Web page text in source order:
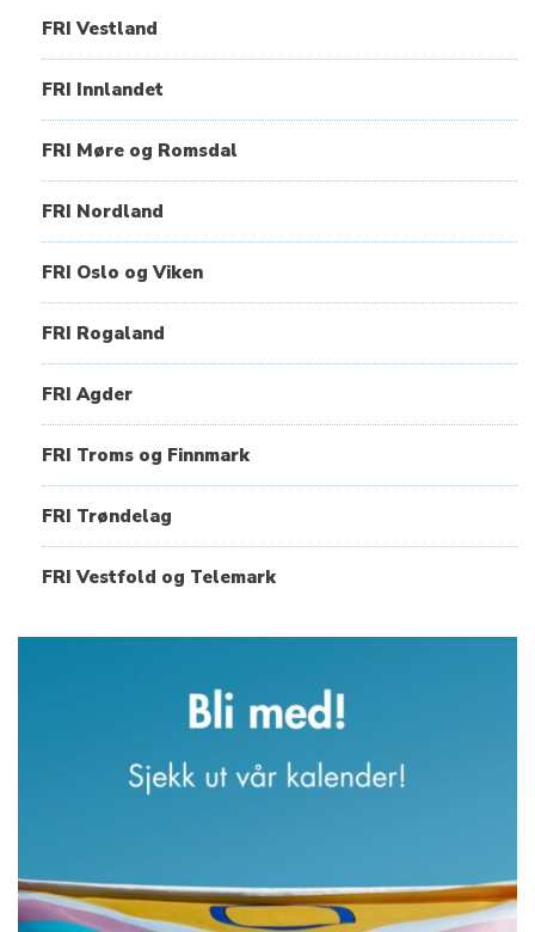
FRI Vestland
FRI Innlandet
FRI Møre og Romsdal
FRI Nordland
FRI Oslo og Viken
FRI Rogaland
FRI Agder
FRI Troms og Finnmark
FRI Trøndelag
FRI Vestfold og Telemark